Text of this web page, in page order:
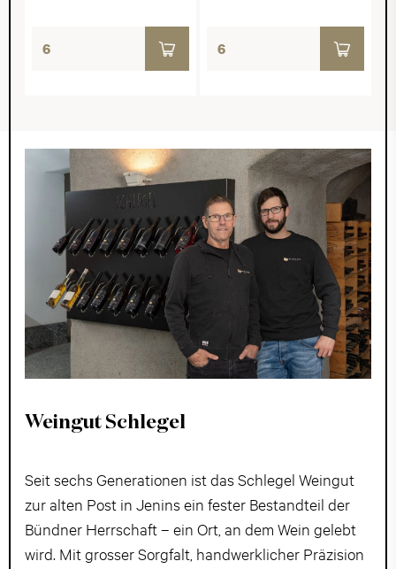
Weingut Schlegel
Seit sechs Generationen ist das Schlegel Weingut
zur alten Post in Jenins ein fester Bestandteil der
Bündner Herrschaft – ein Ort, an dem Wein gelebt
wird. Mit grosser Sorgfalt, handwerklicher Präzision